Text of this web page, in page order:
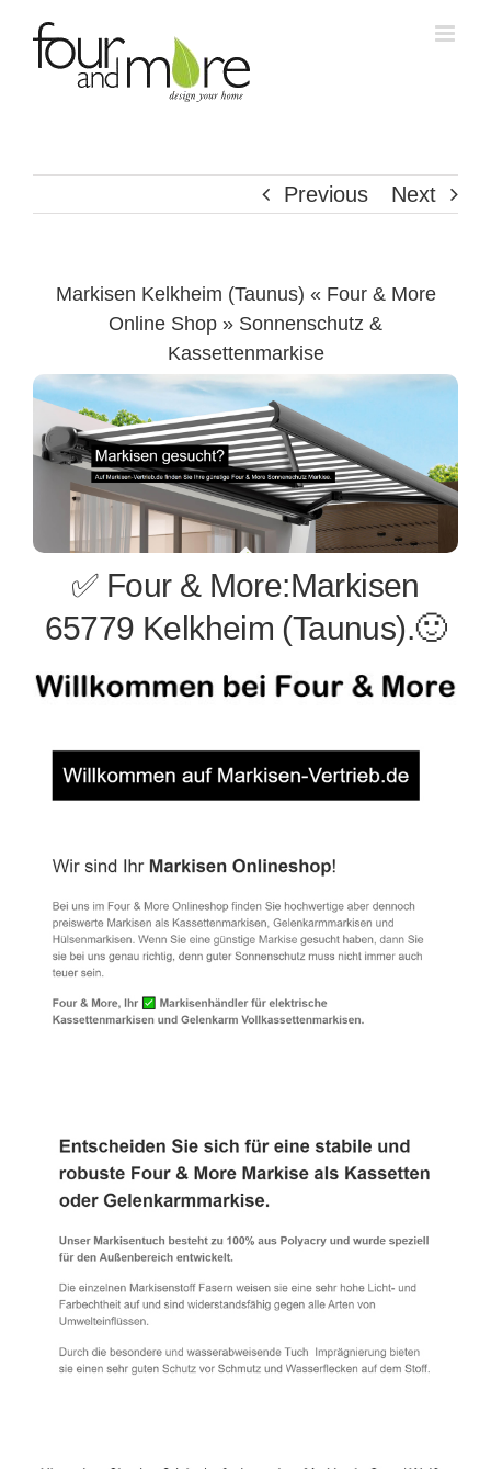
Previous Next
Markisen Kelkheim (Taunus) « Four & More
Online Shop » Sonnenschutz &
Kassettenmarkise
✅ Four & More:Markisen
65779 Kelkheim (Taunus).🙂